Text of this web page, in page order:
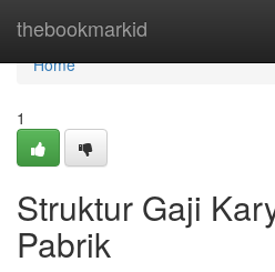
thebookmarkid
Home
Home
1
Struktur Gaji
Pabrik